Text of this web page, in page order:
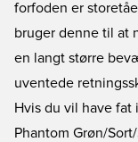
forfoden er
bruger denne til at
en langt større
uventede
Hvis du vil have
Phantom Grøn/